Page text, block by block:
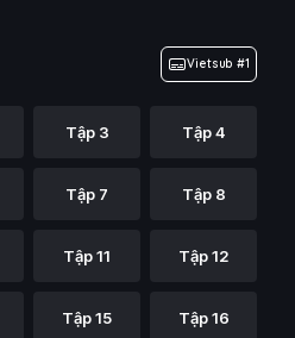
Vietsub #1
Tập 3 Tập 4
Tập 7 Tập 8
Tập 11 Tập 12
Tập 15 Tập 16